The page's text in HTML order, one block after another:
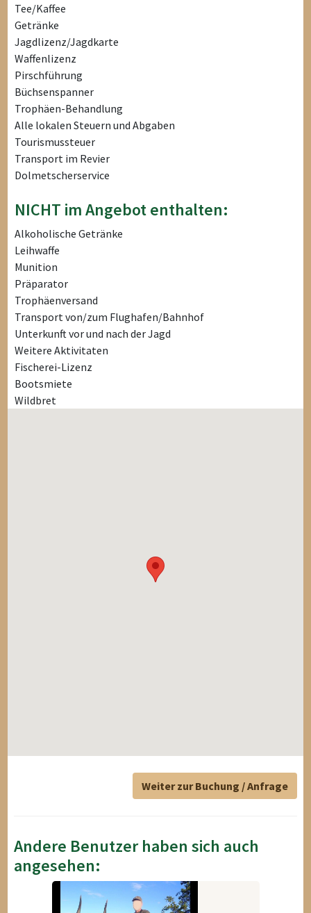
Tee/Kaffee
Getränke
Jagdlizenz/Jagdkarte
Waffenlizenz
Pirschführung
Büchsenspanner
Trophäen-Behandlung
Alle lokalen Steuern und Abgaben
Tourismussteuer
Transport im Revier
Dolmetscherservice
NICHT im Angebot enthalten:
Alkoholische Getränke
Leihwaffe
Munition
Präparator
Trophäenversand
Transport von/zum Flughafen/Bahnhof
Unterkunft vor und nach der Jagd
Weitere Aktivitaten
Fischerei-Lizenz
Bootsmiete
Wildbret
Weiter zur Buchung / Anfrage
Andere Benutzer haben sich auch
angesehen: